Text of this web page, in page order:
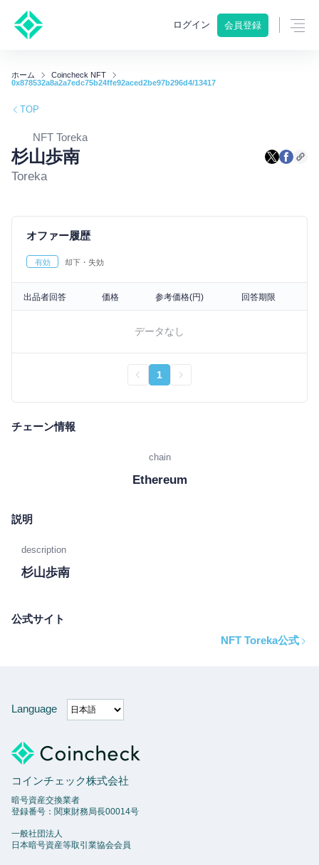
ログイン 会員登録
ホーム
Coincheck NFT
0x878532a8a2a7edc75b24ffe92aced2be97b296d4/13417
TOP
NFT Toreka
杉山歩南
Toreka
オファー履歴
有効 却下・失効
出品者回答 価格 参考価格(円) 回答期限
データなし
1
チェーン情報
chain
Ethereum
説明
description
杉山歩南
公式サイト
NFT Toreka公式
Language
コインチェック株式会社
暗号資産交換業者
登録番号：関東財務局長00014号
一般社団法人
日本暗号資産等取引業協会会員